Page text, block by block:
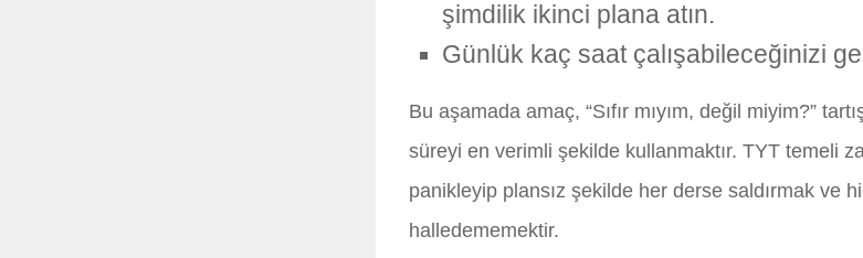
şimdilik ikinci plana atın.
Günlük kaç saat çalışabileceğinizi
Bu aşamada amaç, “Sıfır mıyım, değil miyim?”
süreyi en verimli şekilde kullanmaktır. TYT temeli
panikleyip plansız şekilde her derse saldırmak ve
halledememektir.